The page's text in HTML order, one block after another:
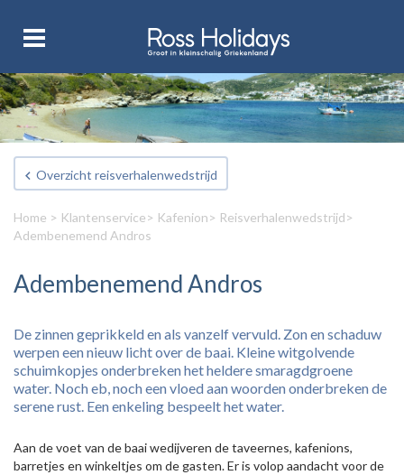
Overzicht reisverhalenwedstrijd
Home > Klantenservice> Kafenion> Reisverhalenwedstrijd>
Adembenemend Andros
Adembenemend Andros
De zinnen geprikkeld en als vanzelf vervuld. Zon en schaduw
werpen een nieuw licht over de baai. Kleine witgolvende
schuimkopjes onderbreken het heldere smaragdgroene
water. Noch eb, noch een vloed aan woorden onderbreken de
serene rust. Een enkeling bespeelt het water.
Aan de voet van de baai wedijveren de taveernes, kafenions,
barretjes en winkeltjes om de gasten. Er is volop aandacht voor de